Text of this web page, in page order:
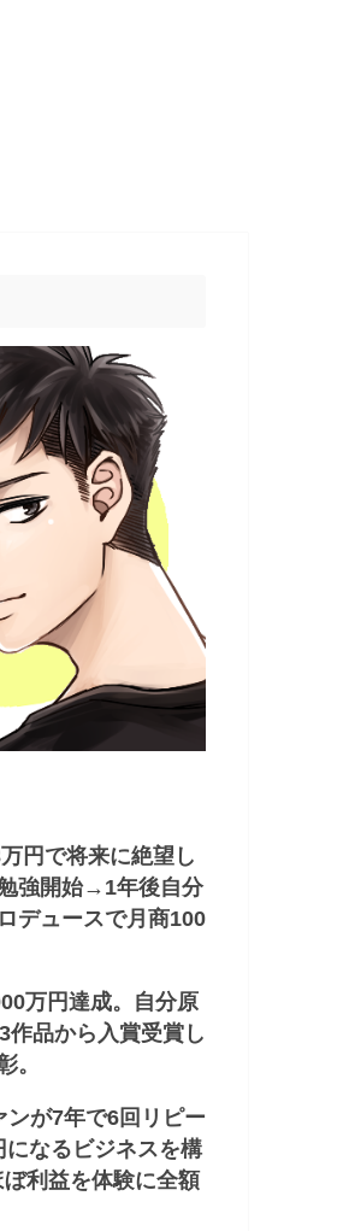
円で将来に絶望し
強開始→1年後自分
デュースで月商100
万円達成。自分原
作品から入賞受賞し
。
ンが7年で6回リピー
になるビジネスを構
利益を体験に全額